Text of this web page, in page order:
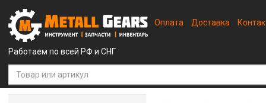
Работаем по всей РФ и СНГ
Оплата Доставка